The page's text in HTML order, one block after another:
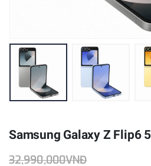
Samsung Galaxy Z Flip6
32,990,000VNĐ